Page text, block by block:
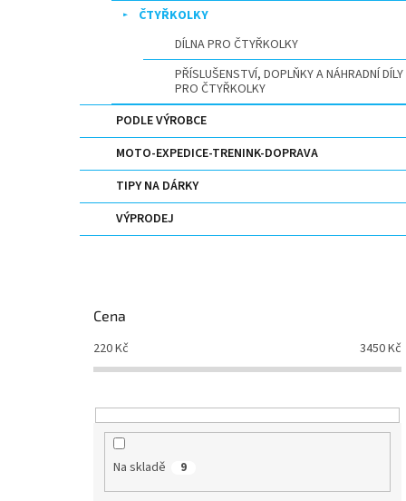
ČTYŘKOLKY
DÍLNA PRO ČTYŘKOLKY
PŘÍSLUŠENSTVÍ, DOPLŇKY A NÁHRADNÍ DÍLY
PRO ČTYŘKOLKY
PODLE VÝROBCE
MOTO-EXPEDICE-TRENINK-DOPRAVA
TIPY NA DÁRKY
VÝPRODEJ
Cena
220Kč 3450Kč
Na skladě 9